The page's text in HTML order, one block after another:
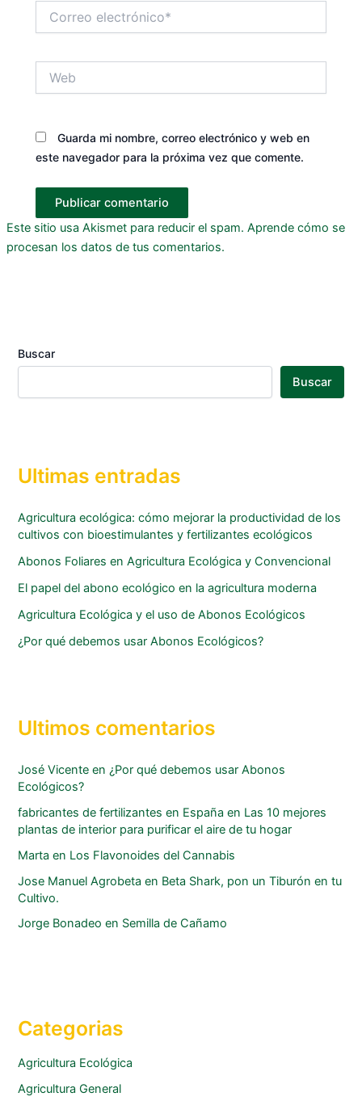
electrónico*
Guarda mi nombre, correo electrónico y web en
este navegador para la próxima vez que comente.
Este sitio usa Akismet para reducir el spam. Aprende cómo se
procesan los datos de tus comentarios.
Buscar
Buscar
Ultimas entradas
Agricultura ecológica: cómo mejorar la productividad de los
cultivos con bioestimulantes y fertilizantes ecológicos
Abonos Foliares en Agricultura Ecológica y Convencional
El papel del abono ecológico en la agricultura moderna
Agricultura Ecológica y el uso de Abonos Ecológicos
¿Por qué debemos usar Abonos Ecológicos?
Ultimos comentarios
José Vicente en¿Por qué debemos usar Abonos
Ecológicos?
fabricantes de fertilizantes en España en Las 10 mejores
plantas de interior para purificar el aire de tu hogar
Marta en Los Flavonoides del Cannabis
Jose Manuel Agrobeta en Beta Shark, pon un Tiburón en tu
Cultivo.
Jorge Bonadeo en Semilla de Cañamo
Categorias
Agricultura Ecológica
Agricultura General